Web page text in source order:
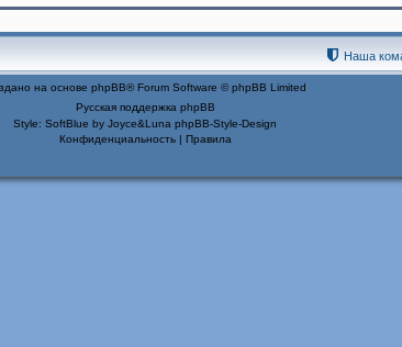
Наша
на основе phpBB® Forum Software © phpBB Limited
Русская поддержка phpBB
Style: SoftBlue by Joyce&Luna phpBB-Style-Design
Конфиденциальность| Правила